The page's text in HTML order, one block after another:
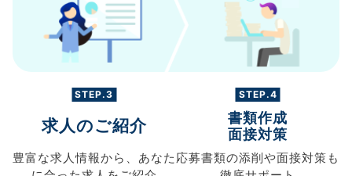
STEP.3
求人のご紹介
豊富な求人情報から、 あなた
STEP.4
書類作成
面接対策
応募書類の添削や面接対策も